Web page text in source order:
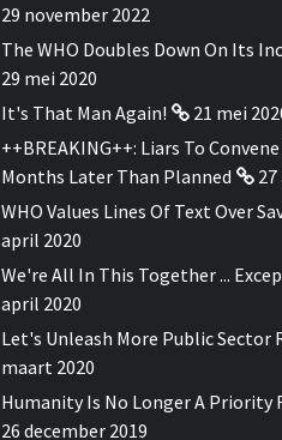
29 november 2022
The WHO Doubles Down On Its
29 mei 2020
It's That Man Again!
21 mei
++BREAKING++: Liars To
Months Later Than Planned
WHO Values Lines Of Text Over
april 2020
We're All In This Together ...
april 2020
Let's Unleash More Public Sector
maart 2020
Humanity Is No Longer A Priority
26 december 2019